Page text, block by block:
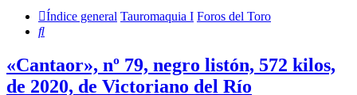
Índice general Tauromaquia I Foros del Toro
Buscar
«Cantaor», nº 79, negro listón, 572 kilos,
de 2020, de Victoriano del Río